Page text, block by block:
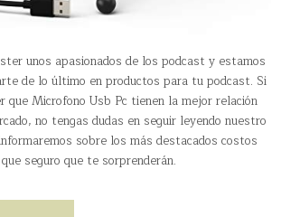
unos apasionados de los podcast y estamos
de lo último en productos para tu podcast. Si
que Microfono Usb Pc tienen la mejor relación
no tengas dudas en seguir leyendo nuestro
sobre los más destacados costos
seguro que te sorprenderán.